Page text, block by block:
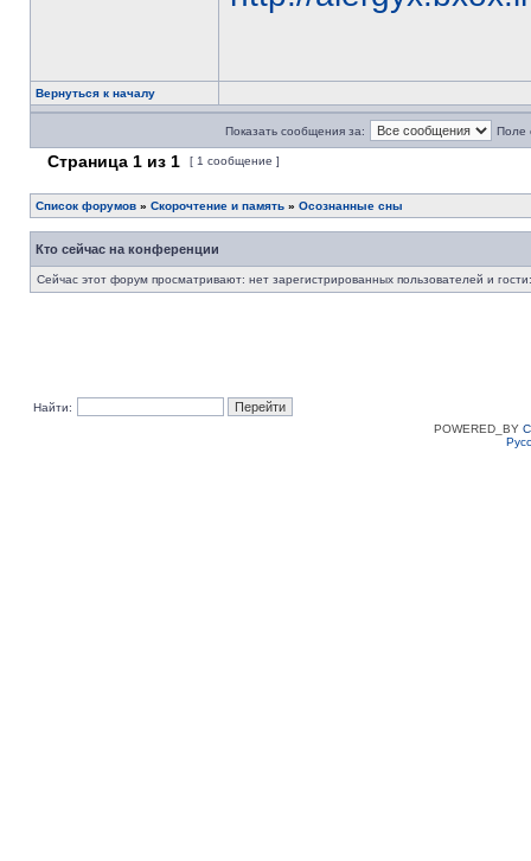
Вернуться к началу
Показать сообщения за: Поле
Страница 1 из 1 [ 1 сообщение ]
Список форумов » Скорочтение и память » Осознанные сны
Кто сейчас на конференции
Сейчас этот форум просматривают: нет зарегистрированных пользователей и
Найти:
POWERED_BY